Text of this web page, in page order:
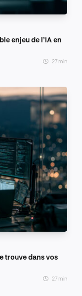
enjeu de l’IA en
27 min
trouve dans vos
27 min